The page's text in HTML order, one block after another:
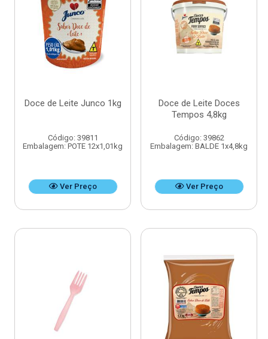
Doce de Leite Junco 1kg
Código: 39811
Embalagem: POTE 12x1,01kg
Ver Preço
Doce de Leite Doces
Tempos 4,8kg
Código: 39862
Embalagem: BALDE 1x4,8kg
Ver Preço